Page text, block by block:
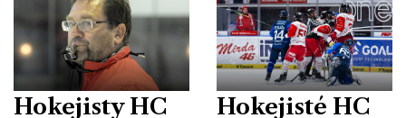
Hokejisty HC
Hokejisté HC